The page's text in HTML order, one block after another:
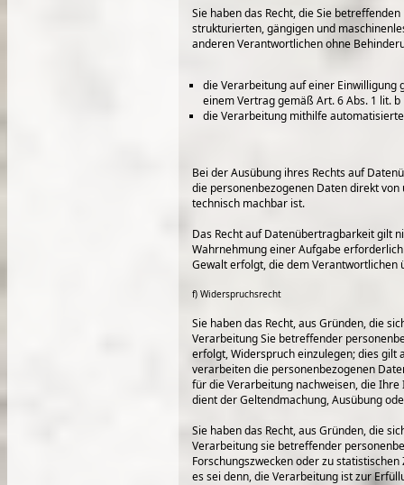
Sie haben das Recht, die Sie
strukturierten, gängigen und
anderen Verantwortlichen ohne
die Verarbeitung auf einer Einwilligung
einem Vertrag gemäß Art. 6 Abs. 1 lit. b
die Verarbeitung mithilfe
Bei der Ausübung ihres Rechts auf
die personenbezogenen Daten direkt
technisch machbar ist.
Das Recht auf Datenübertragbarkeit gilt
Wahrnehmung einer Aufgabe
Gewalt erfolgt, die dem Verantwortlichen
f) Widerspruchsrecht
Sie haben das Recht, aus Gründen, die
Verarbeitung Sie betreffender
erfolgt, Widerspruch einzulegen; dies gilt
verarbeiten die personenbezogenen
für die Verarbeitung nachweisen, die
dient der Geltendmachung, Ausübung
Sie haben das Recht, aus Gründen, die
Verarbeitung sie betreffender
Forschungszwecken oder zu
es sei denn, die Verarbeitung ist zur